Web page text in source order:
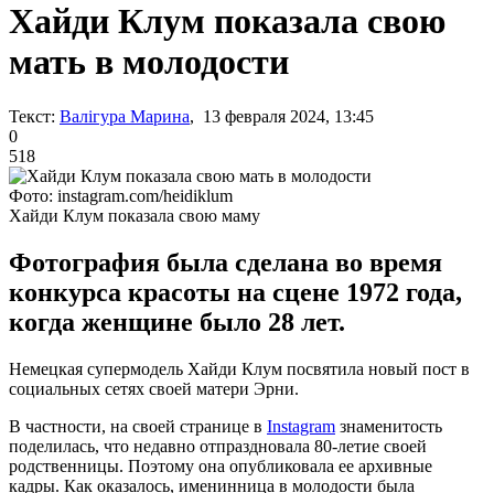
Хайди Клум показала свою
мать в молодости
Текст: Валігура Марина, 13 февраля 2024, 13:45
0
518
Фото: instagram.com/heidiklum
Хайди Клум показала свою маму
Фотография была сделана во время
конкурса красоты на сцене 1972 года,
когда женщине было 28 лет.
Немецкая супермодель Хайди Клум посвятила новый пост в
социальных сетях своей матери Эрни.
В частности, на своей странице в Instagram знаменитость
поделилась, что недавно отпраздновала 80-летие своей
родственницы. Поэтому она опубликовала ее архивные
кадры. Как оказалось, именинница в молодости была